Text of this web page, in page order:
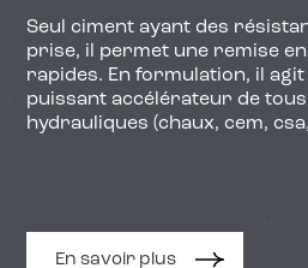
Seul ciment ayant des
prise, il permet une remise
rapides. En formulation, il
puissant accélérateur de
hydrauliques (chaux, cem,
En savoir plus